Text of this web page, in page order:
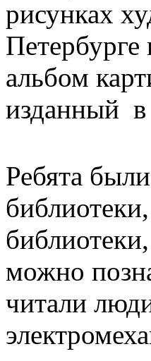
рисунках
альбом
изданный в
Ребята
можно
читали